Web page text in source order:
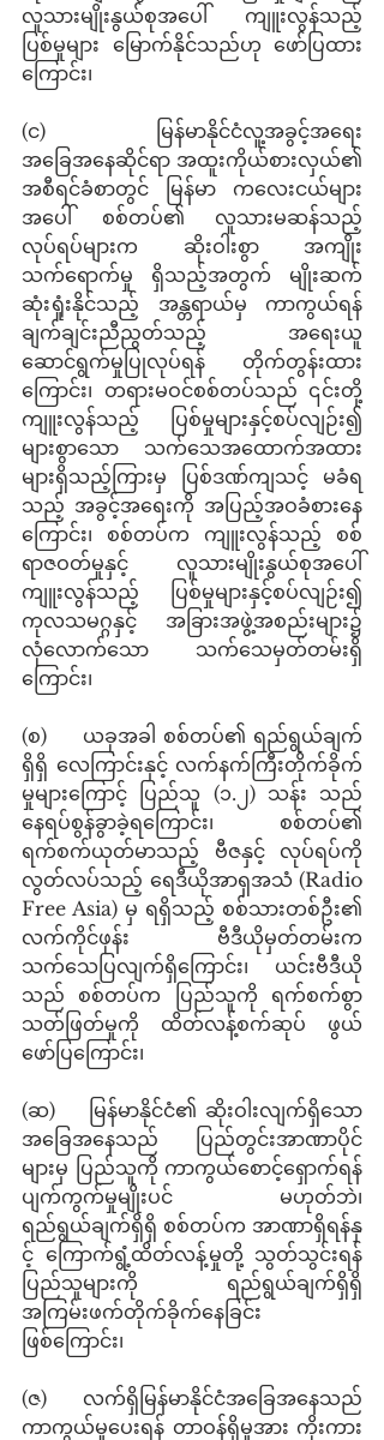
လူသားမျိုးနွယ်စုအပေါ် ကျူးလွန်သည့်
ပြစ်မှုများ မြောက်နိုင်သည်ဟု ဖော်ပြထား
ကြောင်း၊
(င)     မြန်မာနိုင်ငံလူ့အခွင့်အရေး
အခြေအနေဆိုင်ရာ အထူးကိုယ်စားလှယ်၏
အစီရင်ခံစာတွင် မြန်မာ ကလေးငယ်များ
အပေါ် စစ်တပ်၏ လူသားမဆန်သည့်
လုပ်ရပ်များက ဆိုးဝါးစွာ အကျိုး
သက်ရောက်မှု ရှိသည့်အတွက် မျိုးဆက်
ဆုံးရှုံးနိုင်သည့် အန္တရာယ်မှ​ ကာကွယ်ရန်
ချက်ချင်းညီညွတ်သည့် အရေးယူ
ဆောင်ရွက်မှုပြုလုပ်ရန် တိုက်တွန်းထား
ကြောင်း၊ တရားမဝင်စစ်တပ်သည် ၎င်းတို့
ကျူးလွန်သည့် ပြစ်မှုများနှင့်စပ်လျဉ်း၍
များစွာသော သက်သေအထောက်အထား
များရှိသည့်ကြားမှ ပြစ်ဒဏ်ကျသင့် မခံရ
သည့် အခွင့်အရေးကို အပြည့်အဝခံစားနေ
ကြောင်း၊ စစ်တပ်က ကျူးလွန်သည့် စစ်
ရာဇဝတ်မှုနှင့် လူသားမျိုးနွယ်စုအပေါ်
ကျူးလွန်သည့် ပြစ်မှုများနှင့်စပ်လျဉ်း၍
ကုလသမဂ္ဂနှင့် အခြားအဖွဲ့အစည်းများ၌
လုံလောက်သော သက်သေမှတ်တမ်းရှိ
ကြောင်း၊
(စ)     ယခုအခါ စစ်တပ်၏ ရည်ရွယ်ချက်
ရှိရှိ လေကြာင်းနှင့် လက်နက်ကြီးတိုက်ခိုက်
မှုများကြောင့် ပြည်သူ (၁.၂) သန်း သည်
နေရပ်စွန်ခွာခဲ့ရကြောင်း၊ စစ်တပ်၏
ရက်စက်ယုတ်မာသည့် ဗီဇနှင့် လုပ်ရပ်ကို
လွတ်လပ်သည့် ရေဒီယိုအာရှအသံ (Radio
Free Asia) မှ ရရှိသည့် စစ်သားတစ်ဦး၏
လက်ကိုင်ဖုန်း ဗီဒီယိုမှတ်တမ်းက
သက်သေပြလျက်ရှိကြောင်း၊ ယင်းဗီဒီယို
သည် စစ်တပ်က ပြည်သူကို ရက်စက်စွာ
သတ်ဖြတ်မှုကို ထိတ်လန့်စက်ဆုပ် ဖွယ်
ဖော်ပြကြောင်း၊
(ဆ)    မြန်မာနိုင်ငံ၏ ဆိုးဝါးလျက်ရှိသော
အခြေအနေသည် ပြည်တွင်းအာဏာပိုင်
များမှ ပြည်သူကို ကာကွယ်စောင့်ရှောက်ရန်
ပျက်ကွက်မှုမျိုးပင် မဟုတ်ဘဲ၊
ရည်ရွယ်ချက်ရှိရှိ စစ်တပ်က အာဏာရှိရန်နှ
င့် ကြောက်ရွံ့ထိတ်လန့်မှုတို့ သွတ်သွင်းရန်
ပြည်သူများကို ရည်ရွယ်ချက်ရှိရှိ
အကြမ်းဖက်တိုက်ခိုက်နေခြင်း
ဖြစ်ကြောင်း၊
(ဇ)     လက်ရှိမြန်မာနိုင်ငံအခြေအနေသည်
ကာကွယ်မှုပေးရန် တာဝန်ရှိမှုအား ကိုးကား